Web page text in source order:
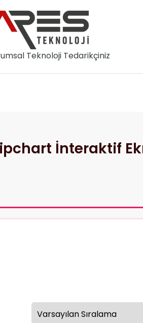
Teknoloji Tedarikçiniz
İnteraktif